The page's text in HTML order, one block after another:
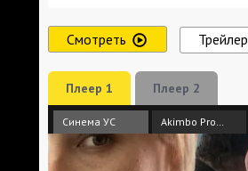
Смотреть Трейлер
Плеер 1 Плеер 2
Синема УС